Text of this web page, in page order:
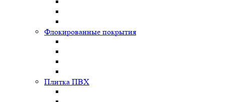
Флокированные покрытия
Плитка ПВХ